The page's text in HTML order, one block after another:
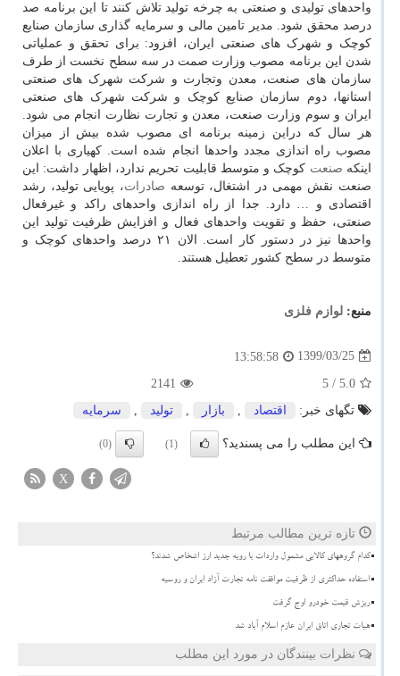
واحدهای تولیدی و صنعتی به چرخه تولید تلاش کنند تا این برنامه صد
درصد محقق شود. مدیر تامین مالی و سرمایه گذاری سازمان صنایع
کوچک و شهرک های صنعتی ایران، افزود: برای تحقق و عملیاتی
شدن این برنامه مصوب وزارت صمت در سه سطح نخست از طرف
سازمان های صنعت، معدن وتجارت و شرکت شهرک های صنعتی
استانها، دوم سازمان صنایع کوچک و شرکت شهرک های صنعتی
ایران و سوم وزارت صنعت، معدن و تجارت نظارت انجام می شود.
هر سال که دراین زمینه برنامه ای مصوب شده بیش از میزان
مصوب راه اندازی مجدد واحدها انجام شده است. کهیاری با اعلان
اینکه صنعت کوچک و متوسط قابلیت تحریم ندارد، اظهار داشت: این
صنعت نقش مهمی در اشتغال، توسعه صادرات، پویایی تولید، رشد
اقتصادی و … دارد. جدا از راه اندازی واحدهای راکد و غیرفعال
صنعتی، حفظ و تقویت واحدهای فعال و افزایش ظرفیت تولید این
واحدها نیز در دستور کار است. الان ۲۱ درصد واحدهای کوچک و
متوسط در سطح کشور تعطیل هستند.
منبع: لوازم فلزی
1399/03/25
13:58:58
5.0
/ 5
2141
تگهای خبر:
اقتصاد , بازار , تولید , سرمایه
این مطلب را می پسندید؟ (1)
(0)
X
تازه ترین مطالب مرتبط
کدام گروههای کالایی مشمول واردات با رویه جدید ارز اشخاص شدند؟
استفاده حداکثری از ظرفیت موافقت نامه تجارت آزاد ایران و روسیه
ریزش قیمت خودرو اوج گرفت
هیات تجاری اتاق ایران عازم اسلام آباد شد
نظرات بینندگان در مورد این مطلب